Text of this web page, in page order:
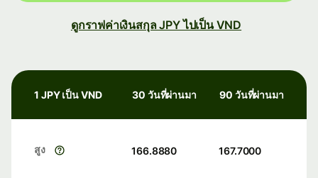
ดูกราฟค่าเงินสกุล JPY ไปเป็น VND
1 JPY เป็น VND 30 วันที่ผ่านมา 90 วันที่ผ่านมา
สูง 166.8880 167.7000